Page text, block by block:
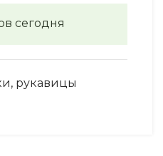
сегодня
рукавицы